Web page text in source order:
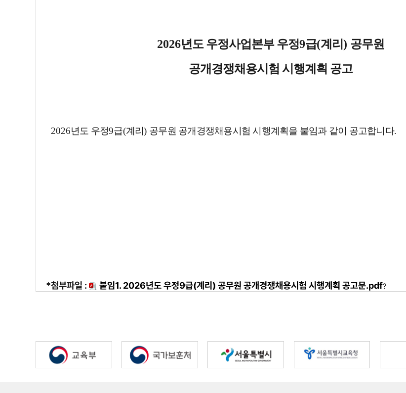
2026년도 우정사업본부 우정9급(계리) 공무원
공개경쟁채용시험 시행계획 공고
2026년도 우정9급(계리) 공무원 공개경쟁채용시험 시행계획을 붙임과 같이 공고합니다.
*첨부파일 : 붙임1. 2026년도 우정9급(계리) 공무원 공개경쟁채용시험 시행계획 공고문.pdf?